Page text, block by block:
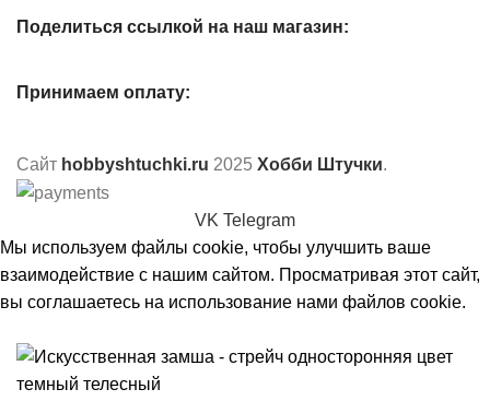
Поделиться ссылкой на наш магазин:
Принимаем оплату:
Сайт hobbyshtuchki.ru 2025 Хобби Штучки.
VK Telegram
Мы используем файлы cookie, чтобы улучшить ваше
взаимодействие с нашим сайтом. Просматривая этот сайт,
вы соглашаетесь на использование нами файлов cookie.